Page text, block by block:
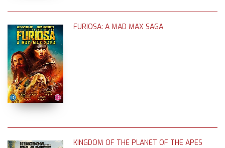
FURIOSA: A MAD MAX SAGA
KINGDOM OF THE PLANET OF THE APES